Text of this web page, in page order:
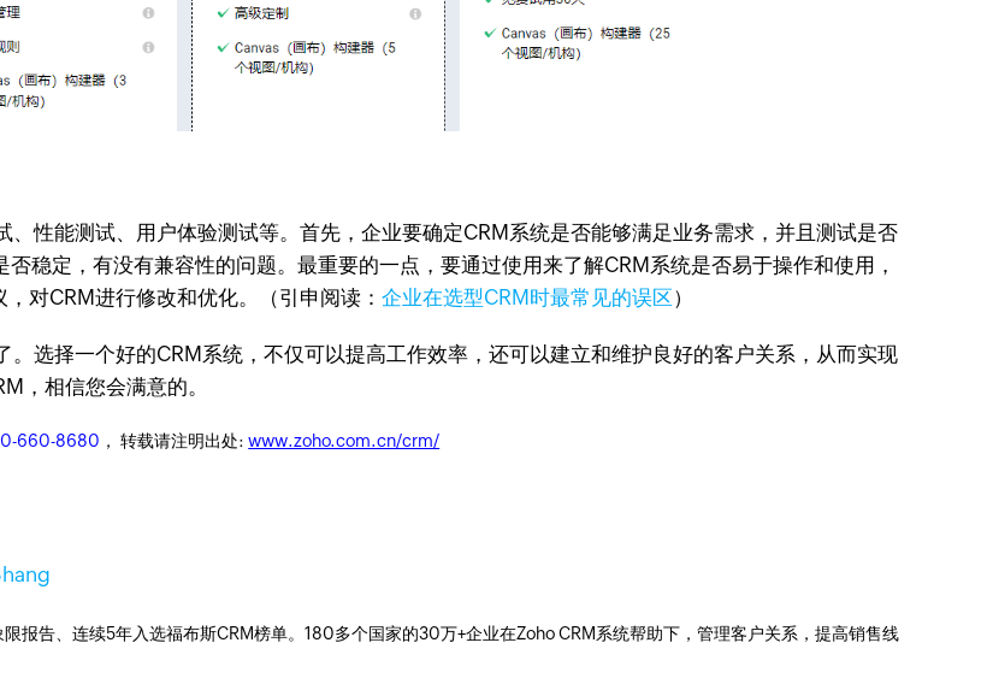
性能测试、用户体验测试等。首先，企业要确定CRM系统是否能够满足业务需求，并且测试是否
稳定，有没有兼容性的问题。最重要的一点，要通过使用来了解CRM系统是否易于操作和使用，
对CRM进行修改和优化。（引申阅读：企业在选型CRM时最常见的误区）
选择一个好的CRM系统，不仅可以提高工作效率，还可以建立和维护良好的客户关系，从而实现
，相信您会满意的。
660-8680 ， 转载请注明出处:www.zoho.com.cn/crm/
报告、连续5年入选福布斯CRM榜单。180多个国家的30万+企业在Zoho CRM系统帮助下，管理客户关系，提高销售线